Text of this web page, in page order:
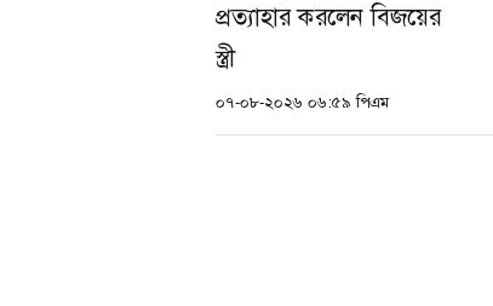
প্রত্যাহার করলেন বিজয়ের
স্ত্রী
০৭-০৮-২০২৬ ০৬:৫৯ পিএম